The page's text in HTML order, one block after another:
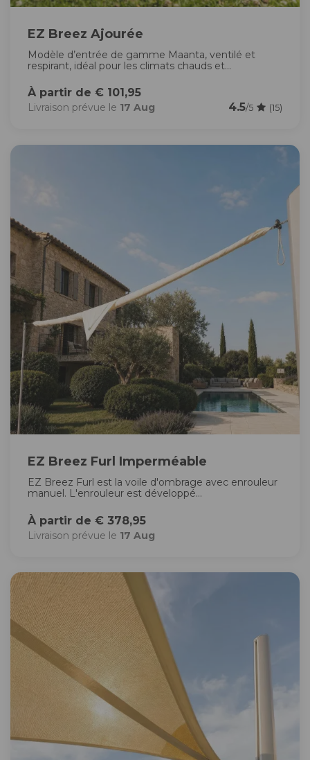
EZ Breez Ajourée
Modèle d’entrée de gamme Maanta, ventilé et
respirant, idéal pour les climats chauds et...
À partir de € 101,95
Livraison prévue le 17 Aug 4.5/5 (15)
EZ Breez Furl Imperméable
EZ Breez Furl est la voile d'ombrage avec enrouleur
manuel. L'enrouleur est développé...
À partir de € 378,95
Livraison prévue le 17 Aug